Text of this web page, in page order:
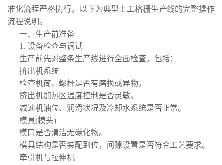
准化流程严格执行。以下为典型土工格栅生产线的完整操作
流程说明。
一、生产前准备
1. 设备检查与调试
生产前先对整条生产线进行全面检查，包括：
挤出机系统
检查机筒、螺杆是否有磨损或异物。
挤出机加热区温度控制是否灵敏。
减速机油位、润滑状况及冷却水系统是否正常。
模具(模头)
模口是否清洁无碳化物。
模具结构是否装配到位，间隙设置是否符合工艺要求。
牵引机与拉伸机